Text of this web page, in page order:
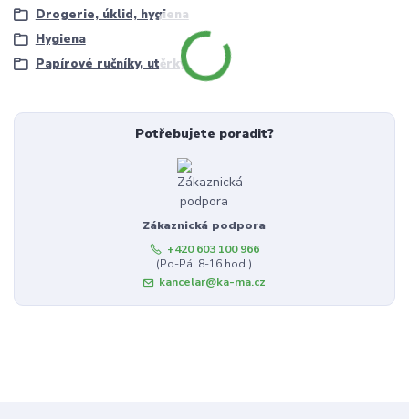
Drogerie, úklid, hygiena
Hygiena
Papírové ručníky, utěrky
Potřebujete poradit?
Zákaznická podpora
+420 603 100 966
(Po-Pá, 8-16 hod.)
kancelar@ka-ma.cz